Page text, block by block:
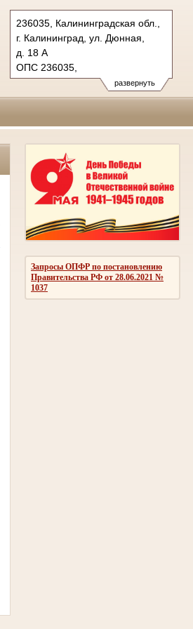
развернуть
236035, Калининградская обл.,
г. Калининград, ул. Дюнная,
д. 18 А
ОПС 236035,
бокс №5063 г. Калининград
Тел.: (4012) 60-56-60, 60-56-
moskovsky.kln@sudrf.ru
Запросы ОПФР по постановлению
Правительства РФ от 28.06.2021 №
1037